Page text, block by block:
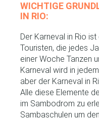
WICHTIGE
IN RIO:
Der Karneval in Rio
Touristen, die jedes
einer Woche Tanzen
Karneval wird in
aber der Karneval in
Alle diese Elemente
im Sambodrom zu
Sambaschulen um